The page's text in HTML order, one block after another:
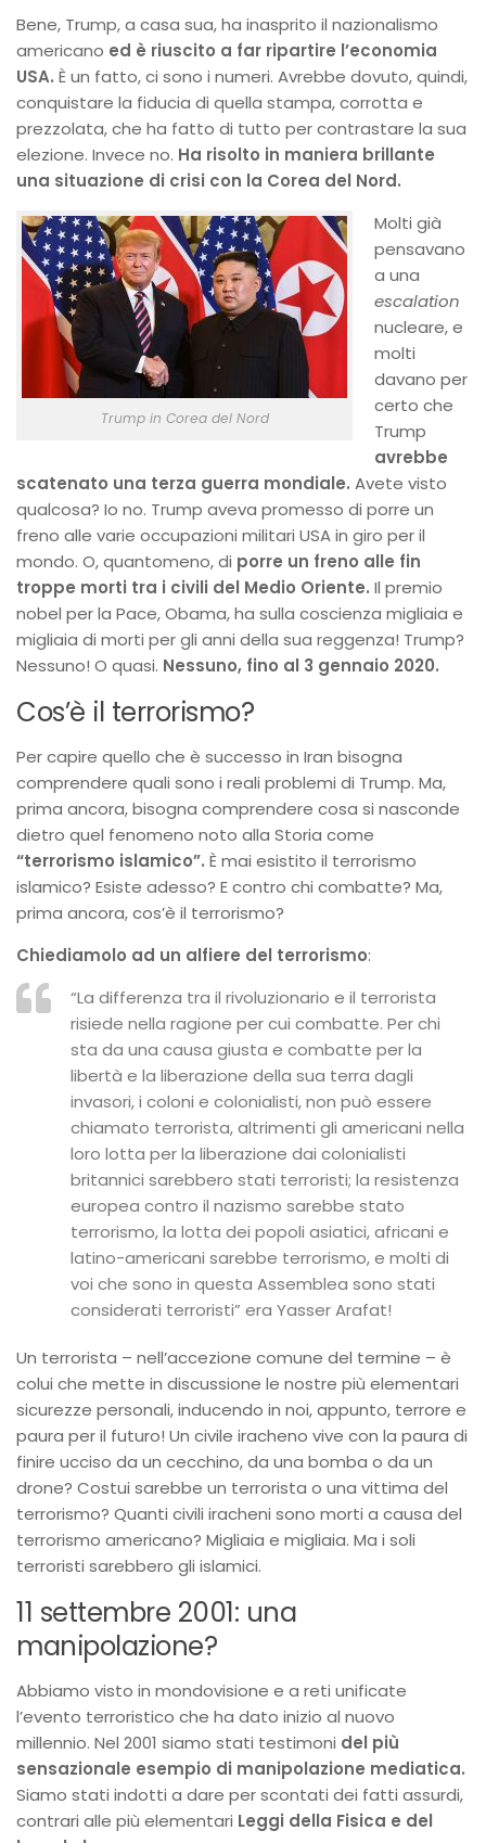
Bene, Trump, a casa sua, ha inasprito il nazionalismo
americano ed è riuscito a far ripartire l’economia
USA. È un fatto, ci sono i numeri. Avrebbe dovuto, quindi,
conquistare la fiducia di quella stampa, corrotta e
prezzolata, che ha fatto di tutto per contrastare la sua
elezione. Invece no. Ha risolto in maniera brillante
una situazione di crisi con la Corea del Nord.
Trump in Corea del Nord
Molti già
pensavano
a una
escalation
nucleare, e
molti
davano per
certo che
Trump
avrebbe
scatenato una terza guerra mondiale. Avete visto
qualcosa? Io no. Trump aveva promesso di porre un
freno alle varie occupazioni militari USA in giro per il
mondo. O, quantomeno, di porre un freno alle fin
troppe morti tra i civili del Medio Oriente. Il premio
nobel per la Pace, Obama, ha sulla coscienza migliaia e
migliaia di morti per gli anni della sua reggenza! Trump?
Nessuno! O quasi. Nessuno, fino al 3 gennaio 2020.
Cos’è il terrorismo?
Per capire quello che è successo in Iran bisogna
comprendere quali sono i reali problemi di Trump. Ma,
prima ancora, bisogna comprendere cosa si nasconde
dietro quel fenomeno noto alla Storia come
“terrorismo islamico”. È mai esistito il terrorismo
islamico? Esiste adesso? E contro chi combatte? Ma,
prima ancora, cos’è il terrorismo?
Chiediamolo ad un alfiere del terrorismo:
“La differenza tra il rivoluzionario e il terrorista
risiede nella ragione per cui combatte. Per chi
sta da una causa giusta e combatte per la
libertà e la liberazione della sua terra dagli
invasori, i coloni e colonialisti, non può essere
chiamato terrorista, altrimenti gli americani nella
loro lotta per la liberazione dai colonialisti
britannici sarebbero stati terroristi; la resistenza
europea contro il nazismo sarebbe stato
terrorismo, la lotta dei popoli asiatici, africani e
latino-americani sarebbe terrorismo, e molti di
voi che sono in questa Assemblea sono stati
considerati terroristi” era Yasser Arafat!
Un terrorista – nell’accezione comune del termine – è
colui che mette in discussione le nostre più elementari
sicurezze personali, inducendo in noi, appunto, terrore e
paura per il futuro! Un civile iracheno vive con la paura di
finire ucciso da un cecchino, da una bomba o da un
drone? Costui sarebbe un terrorista o una vittima del
terrorismo? Quanti civili iracheni sono morti a causa del
terrorismo americano? Migliaia e migliaia. Ma i soli
terroristi sarebbero gli islamici.
11 settembre 2001: una
manipolazione?
Abbiamo visto in mondovisione e a reti unificate
l’evento terroristico che ha dato inizio al nuovo
millennio. Nel 2001 siamo stati testimoni del più
sensazionale esempio di manipolazione mediatica.
Siamo stati indotti a dare per scontati dei fatti assurdi,
contrari alle più elementari Leggi della Fisica e del